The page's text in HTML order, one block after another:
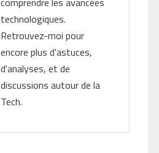
technologiques.
Retrouvez-moi pour
encore plus d'astuces,
d'analyses, et de
discussions autour de la
Tech.